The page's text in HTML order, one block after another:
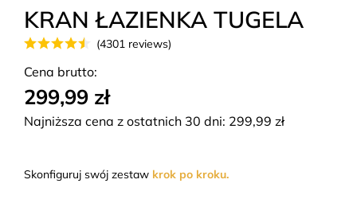
KRAN ŁAZIENKA TUGELA
(4301 reviews)
Cena brutto:
299,99 zł
Najniższa cena z ostatnich 30 dni: 299,99 zł
Skonfiguruj swój zestaw krok po kroku.